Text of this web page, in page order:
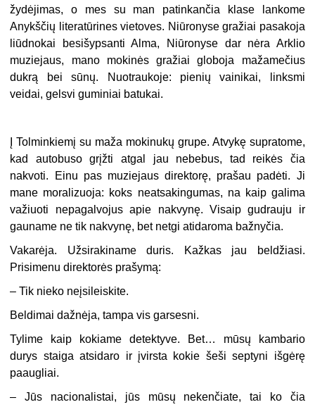
žydėjimas, o mes su man patinkančia klase lankome
Anykščių literatūrines vietoves. Niūronyse gražiai pasakoja
liūdnokai besišypsanti Alma, Niūronyse dar nėra Arklio
muziejaus, mano mokinės gražiai globoja mažamečius
dukrą bei sūnų. Nuotraukoje: pienių vainikai, linksmi
veidai, gelsvi guminiai batukai.
Į Tolminkiemį su maža mokinukų grupe. Atvykę supratome,
kad autobuso grįžti atgal jau nebebus, tad reikės čia
nakvoti. Einu pas muziejaus direktorę, prašau padėti. Ji
mane moralizuoja: koks neatsakingumas, na kaip galima
važiuoti nepagalvojus apie nakvynę. Visaip gudrauju ir
gauname ne tik nakvynę, bet netgi atidaroma bažnyčia.
Vakarėja. Užsirakiname duris. Kažkas jau beldžiasi.
Prisimenu direktorės prašymą:
– Tik nieko neįsileiskite.
Beldimai dažnėja, tampa vis garsesni.
Tylime kaip kokiame detektyve. Bet… mūsų kambario
durys staiga atsidaro ir įvirsta kokie šeši septyni išgėrę
paaugliai.
– Jūs nacionalistai, jūs mūsų nekenčiate, tai ko čia